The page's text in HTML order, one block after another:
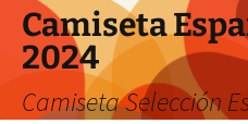
Camiseta
2024
Camiseta Selección